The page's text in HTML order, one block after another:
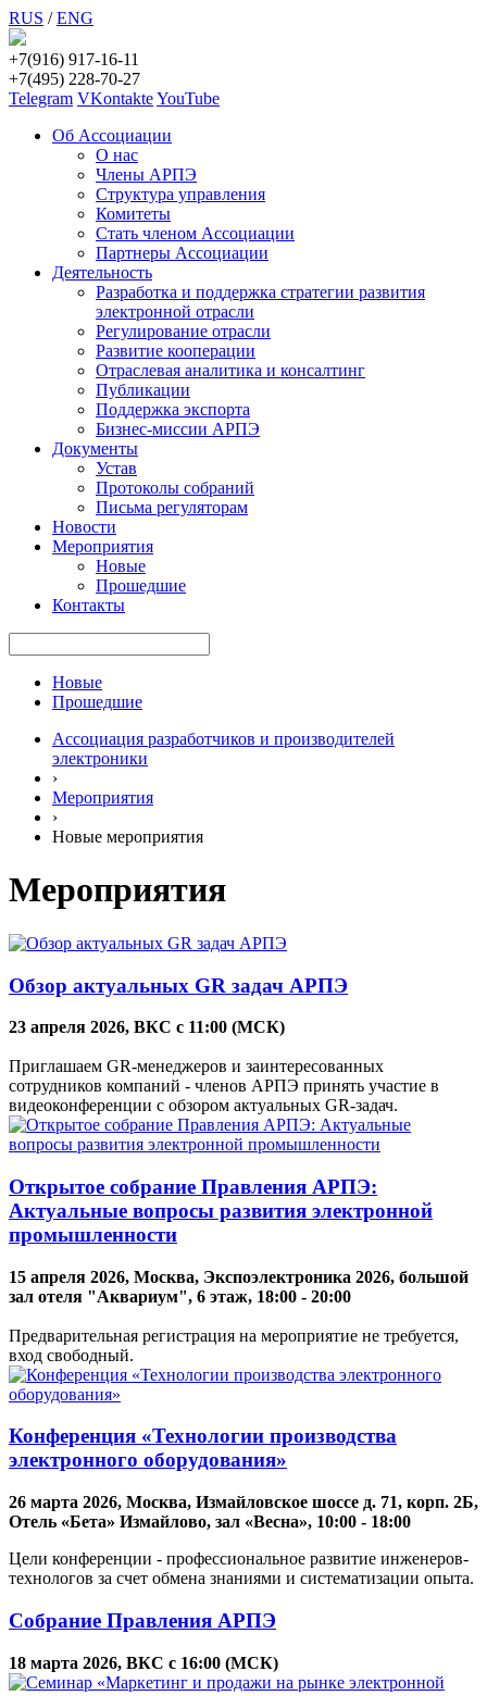
RUS /ENG
+7(916) 917-16-11
+7(495) 228-70-27
Telegram VKontakteYouTube
Об Ассоциации
О нас
Члены АРПЭ
Структура управления
Комитеты
Стать членом Ассоциации
Партнеры Ассоциации
Деятельность
Разработка и поддержка стратегии развития
электронной отрасли
Регулирование отрасли
Развитие кооперации
Отраслевая аналитика и консалтинг
Публикации
Поддержка экспорта
Бизнес-миссии АРПЭ
Документы
Устав
Протоколы собраний
Письма регуляторам
Новости
Мероприятия
Новые
Прошедшие
Контакты
Новые
Прошедшие
Ассоциация разработчиков и производителей
электроники
›
Мероприятия
›
Новые мероприятия
Мероприятия
Обзор актуальных GR задач АРПЭ
23 апреля 2026, ВКС с 11:00 (МСК)
Приглашаем GR-менеджеров и заинтересованных
сотрудников компаний - членов АРПЭ принять участие в
видеоконференции с обзором актуальных GR-задач.
Открытое собрание Правления АРПЭ:
Актуальные вопросы развития электронной
промышленности
15 апреля 2026, Москва, Экспоэлектроника 2026, большой
зал отеля "Аквариум", 6 этаж, 18:00 - 20:00
Предварительная регистрация на мероприятие не требуется,
вход свободный.
Конференция «Технологии производства
электронного оборудования»
26 марта 2026, Москва, Измайловское шоссе д. 71, корп. 2Б,
Отель «Бета» Измайлово, зал «Весна», 10:00 - 18:00
Цели конференции - профессиональное развитие инженеров-
технологов за счет обмена знаниями и систематизации опыта.
Собрание Правления АРПЭ
18 марта 2026, ВКС с 16:00 (МСК)